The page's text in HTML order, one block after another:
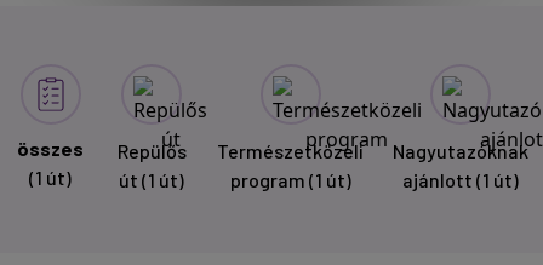
összes
(1 út)
Repülős
út(1 út)
Természetközeli
program (1 út)
Nagyutazóknak
ajánlott (1 út)